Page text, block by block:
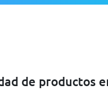
de productos